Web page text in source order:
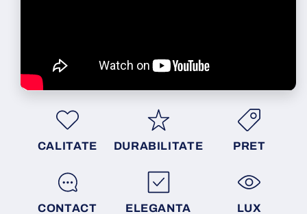
CALITATE DURABILITATE PRET
CONTACT ELEGANTA LUX